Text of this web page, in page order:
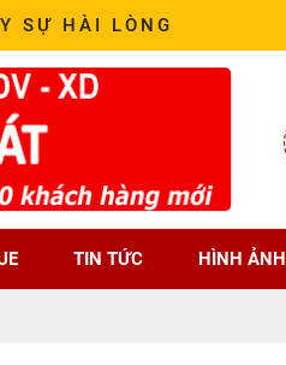
SỰ HÀI LÒNG
TIN TỨC HÌNH ẢNH